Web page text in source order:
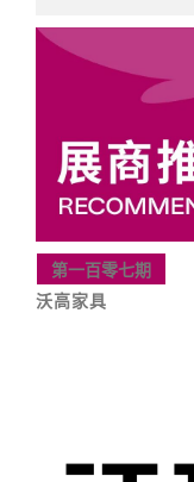
第一百零七期
沃高家具